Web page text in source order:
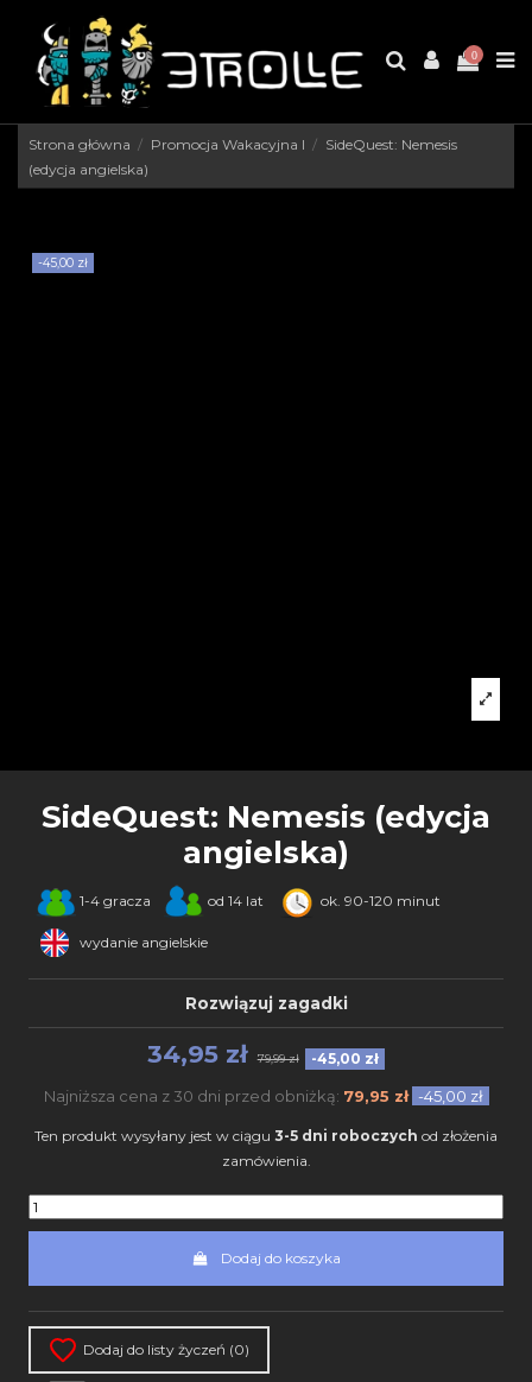
0
Strona główna Promocja Wakacyjna I
SideQuest: Nemesis
(edycja angielska)
-45,00 zł
SideQuest: Nemesis (edycja
angielska)
1-4 gracza od 14 lat ok. 90-120 minut
wydanie angielskie
Rozwiązuj zagadki
34,95 zł 79,99 zł -45,00 zł
Najniższa cena z 30 dni przed obniżką: 79,95 zł -45,00 zł
Ten produkt wysyłany jest w ciągu 3-5 dni roboczych od złożenia
zamówienia.
Dodaj do koszyka
Dodaj do listy życzeń (0)